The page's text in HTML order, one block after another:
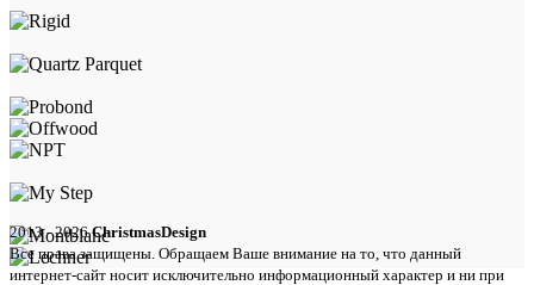
2013 - 2026ChristmasDesign
Все права защищены. Обращаем Ваше внимание на то, что данный
интернет-сайт носит исключительно информационный характер и ни при